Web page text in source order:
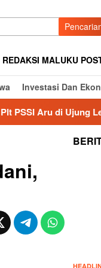
REDAKSI MALUKU
Investasi Dan
Aru di Ujung